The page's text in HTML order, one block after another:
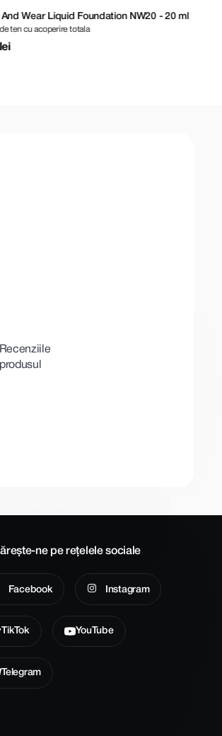
Wear Liquid Foundation NC25 - 20 ml
ten cu acoperire totala
ne pe rețelele sociale
Facebook Instagram
TikTok YouTube
Telegram